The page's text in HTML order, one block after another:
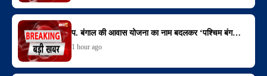
प. बंगाल की आवास योजना का नाम बदलकर ‘पश्चिम बंग…
1 hour ago